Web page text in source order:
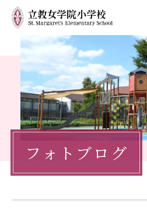
ホーム
学校紹介
小学校の教育
学校生活
フォトブログ